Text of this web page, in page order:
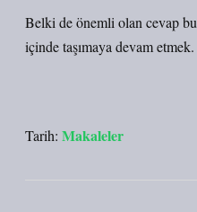
Belki de önemli olan cevap
içinde taşımaya devam etmek.
Tarih: Makaleler